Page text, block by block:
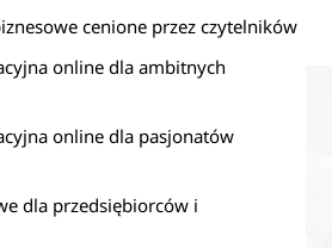
cenione przez czytelników
online dla ambitnych
online dla pasjonatów
dla przedsiębiorców i